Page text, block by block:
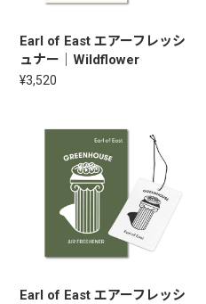
Earl of East エアーフレッシ
ュナー｜Wildflower
¥3,520
Earl of East エアーフレッシ